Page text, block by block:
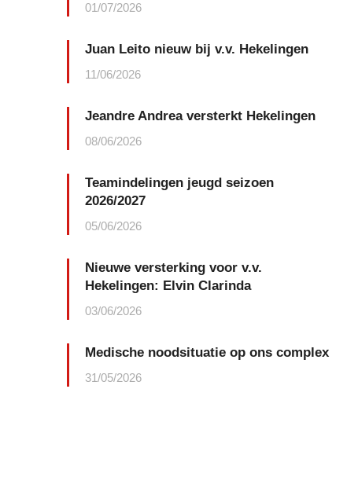
01/07/2026
Juan Leito nieuw bij v.v. Hekelingen
11/06/2026
Jeandre Andrea versterkt Hekelingen
08/06/2026
Teamindelingen jeugd seizoen
2026/2027
05/06/2026
Nieuwe versterking voor v.v.
Hekelingen: Elvin Clarinda
03/06/2026
Medische noodsituatie op ons complex
31/05/2026